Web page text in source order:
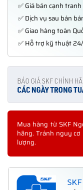
✅ Giá bán cạnh
✅ Dịch vụ sau bán
✅ Giao hàng toàn
✅ Hỗ trợ kỹ thuật
Mua hàng từ SKF
hãng. Tránh nguy cơ
lượng.